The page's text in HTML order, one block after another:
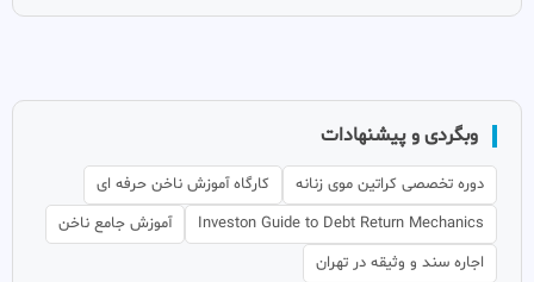
وبگردی و پیشنهادات
دوره تخصصی کراتین موی زنانه
کارگاه آموزش ناخن حرفه ای
Investon Guide to Debt Return Mechanics
آموزش جامع ناخن
اجاره سند و وثیقه در تهران